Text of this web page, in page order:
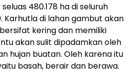
480.178 ha di seluruh
Karhutla di lahan gambut akan
kering dan memiliki
akan sulit dipadamkan oleh
hujan buatan. Oleh karena itu
basah, berair dan berawa.